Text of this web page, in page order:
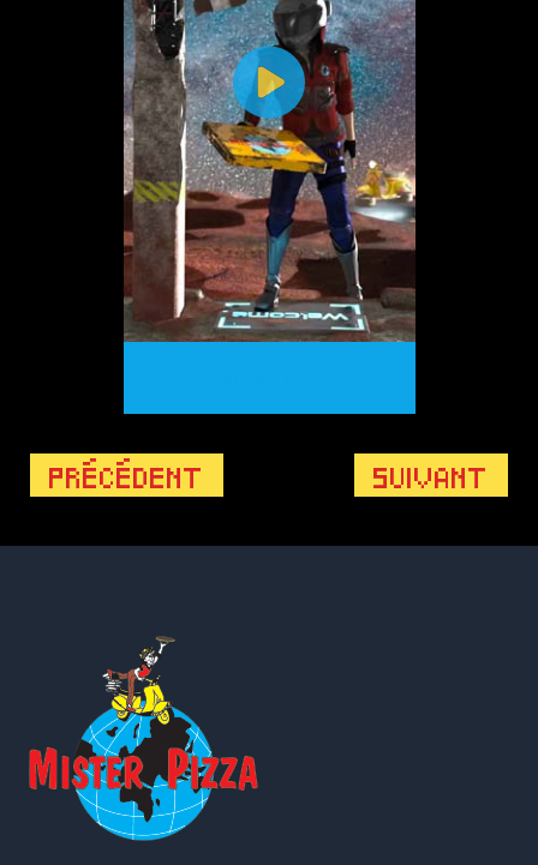
PRÉCÉDENT SUIVANT